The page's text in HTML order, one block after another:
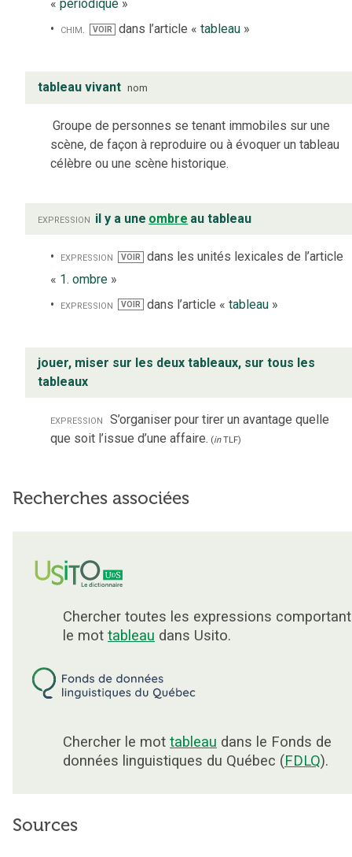
« périodique »
chim.
VOIR dans l’article « tableau»
tableau vivant nom
Groupe de personnes se tenant immobiles sur une
scène, de façon à reproduire ou à évoquer un tableau
célèbre ou une scène historique.
expression il y a une ombre au tableau
expression VOIR dans les unités lexicales de l’article
« 1. ombre »
expression
VOIR dans l’article « tableau»
jouer, miser sur les deux tableaux, sur tous les
tableaux
expression S’organiser pour tirer un avantage quelle
que soit l’issue d’une affaire. (inTLF)
Recherches associées
Chercher toutes les expressions comportant
le mot tableau dans Usito.
Chercher le mot tableau dans le Fonds de
données linguistiques du Québec (FDLQ).
Sources